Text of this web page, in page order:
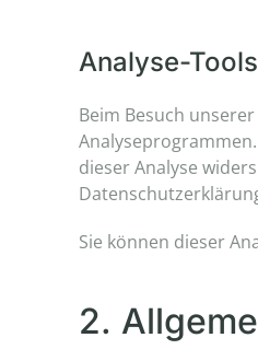
Analyse-
Beim Besuch
dieser Analyse
Sie können dieser
2.